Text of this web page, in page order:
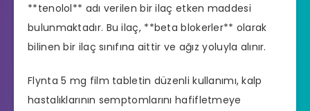
**tenolol** adı verilen bir ilaç etken maddesi
bulunmaktadır. Bu ilaç, **beta blokerler** olarak
bilinen bir ilaç sınıfına aittir ve ağız yoluyla alınır.
Flynta 5 mg film tabletin düzenli kullanımı, kalp
hastalıklarının semptomlarını hafifletmeye